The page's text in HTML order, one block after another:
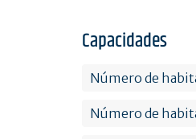
Capacidades
Número de
Número de